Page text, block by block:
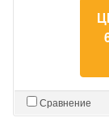
Сравнение